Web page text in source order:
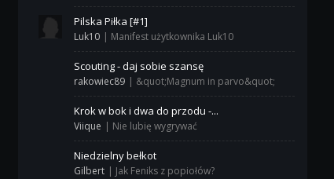
Pilska Piłka [#1]
Luk10 | Manifest użytkownika Luk10
Scouting - daj sobie szansę
rakowiec89 | &quot;Magnum in parvo&quot;
Krok w bok i dwa do przodu -...
Viique | Nie lubię wygrywać
Niedzielny bełkot
Gilbert | Jak Feniks z popiołów?